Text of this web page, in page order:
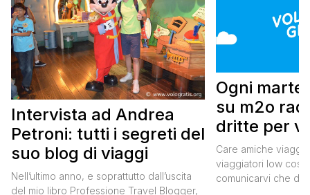
Intervista ad Andrea
Petroni: tutti i segreti del
suo blog di viaggi
Nell’ultimo anno, e soprattutto dall’uscita
del mio libro Professione Travel Blogger,
Ogni
su m2o
dritte per
cost
Care amiche
viaggiatori low
comunicarvi che da